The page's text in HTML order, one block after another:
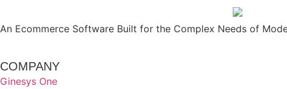
An Ecommerce Software Built for the Complex Needs of
COMPANY
Ginesys One